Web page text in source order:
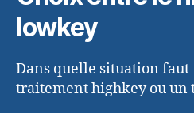
lowkey
Dans quelle situation
traitement highkey ou un